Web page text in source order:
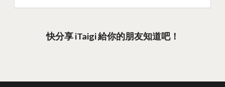
快分享 iTaigi 給你的朋友知道吧！